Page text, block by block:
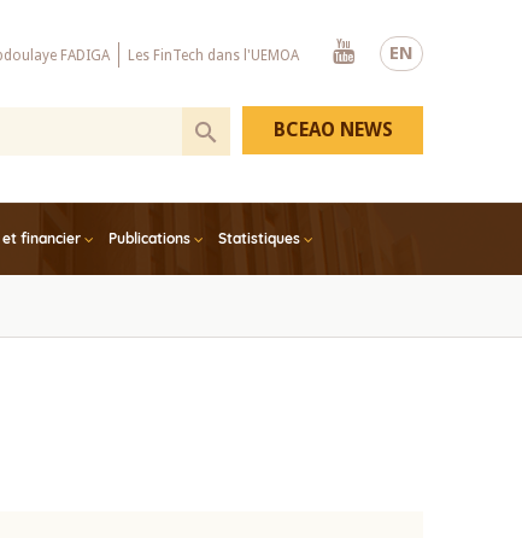
EN
FADIGA Les FinTech dans l'UEMOA
Youtube
et financier Publications Statistiques
BCEAO NEWS